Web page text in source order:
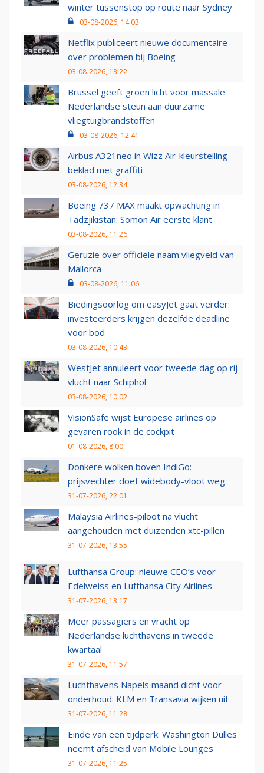
winter tussenstop op route naar Sydney
03-08-2026, 14:03
Netflix publiceert nieuwe documentaire
over problemen bij Boeing
03-08-2026, 13:22
Brussel geeft groen licht voor massale
Nederlandse steun aan duurzame
vliegtuigbrandstoffen
03-08-2026, 12:41
Airbus A321neo in Wizz Air-kleurstelling
beklad met graffiti
03-08-2026, 12:34
Boeing 737 MAX maakt opwachting in
Tadzjikistan: Somon Air eerste klant
03-08-2026, 11:26
Geruzie over officiële naam vliegveld van
Mallorca
03-08-2026, 11:06
Biedingsoorlog om easyJet gaat verder:
investeerders krijgen dezelfde deadline
voor bod
03-08-2026, 10:43
WestJet annuleert voor tweede dag op rij
vlucht naar Schiphol
03-08-2026, 10:02
VisionSafe wijst Europese airlines op
gevaren rook in de cockpit
01-08-2026, 8:00
Donkere wolken boven IndiGo:
prijsvechter doet widebody-vloot weg
31-07-2026, 22:01
Malaysia Airlines-piloot na vlucht
aangehouden met duizenden xtc-pillen
31-07-2026, 13:55
Lufthansa Group: nieuwe CEO’s voor
Edelweiss en Lufthansa City Airlines
31-07-2026, 13:17
Meer passagiers en vracht op
Nederlandse luchthavens in tweede
kwartaal
31-07-2026, 11:57
Luchthavens Napels maand dicht voor
onderhoud: KLM en Transavia wijken uit
31-07-2026, 11:28
Einde van een tijdperk: Washington Dulles
neemt afscheid van Mobile Lounges
31-07-2026, 11:25